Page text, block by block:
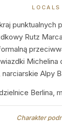
LOCALS
punktualnych
Rutz
Alpy
Berlina,
Charakter